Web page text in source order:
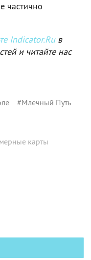
частично
Indicator.Ruв
и читайте нас
#Млечный Путь
карты